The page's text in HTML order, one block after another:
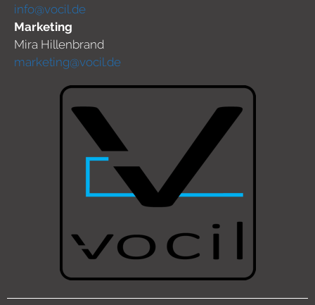
info@vocil.de
Marketing
Mira Hillenbrand
marketing@vocil.de